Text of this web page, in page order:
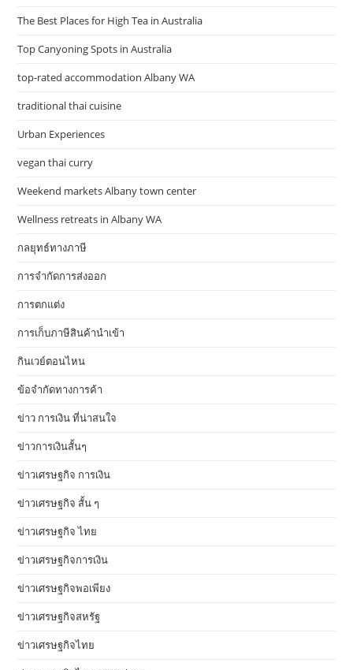
The Best Places for High Tea in Australia
Top Canyoning Spots in Australia
top-rated accommodation Albany WA
traditional thai cuisine
Urban Experiences
vegan thai curry
Weekend markets Albany town center
Wellness retreats in Albany WA
กลยุทธ์ทางภาษี
การจำกัดการส่งออก
การตกแต่ง
การเก็บภาษีสินค้านำเข้า
กินเวย์ตอนไหน
ข้อจำกัดทางการค้า
ข่าว การเงิน ที่น่าสนใจ
ข่าวการเงินสั้นๆ
ข่าวเศรษฐกิจ การเงิน
ข่าวเศรษฐกิจ สั้น ๆ
ข่าวเศรษฐกิจ ไทย
ข่าวเศรษฐกิจการเงิน
ข่าวเศรษฐกิจพอเพียง
ข่าวเศรษฐกิจสหรัฐ
ข่าวเศรษฐกิจไทย